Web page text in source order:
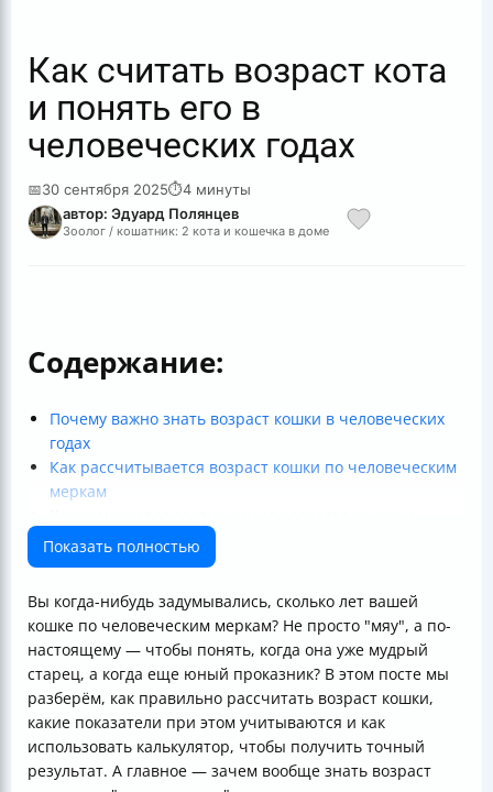
Как считать возраст кота
и понять его в
человеческих годах
📅30 сентября 2025⏱4 минуты
автор: Эдуард Полянцев
Зоолог / кошатник: 2 кота и кошечка в доме
Содержание:
Почему важно знать возраст кошки в человеческих
годах
Как рассчитывается возраст кошки по человеческим
меркам
человека с возрастом питомца
Как использовать калькулятор для определения
Можно ли адаптировать расчёт для кошек с
атипичным развитием
Практические советы для владельцев с учётом
возраста кошки
Итоговая таблица для быстрого расчёта возраста
кошки
Заключение
Показать полностью
Вы когда-нибудь задумывались, сколько лет вашей
кошке по человеческим меркам? Не просто "мяу", а по-
настоящему — чтобы понять, когда она уже мудрый
старец, а когда еще юный проказник? В этом посте мы
разберём, как правильно рассчитать возраст кошки,
какие показатели при этом учитываются и как
использовать калькулятор, чтобы получить точный
результат. А главное — зачем вообще знать возраст